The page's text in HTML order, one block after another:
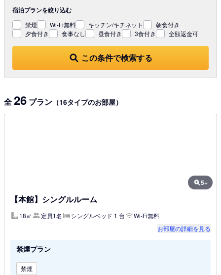
この条件で検索する
宿泊プランを絞り込む
禁煙 Wi-Fi無料 キッチン/キチネット
朝食付き
夕食付き
食事なし 昼食付き 3食付き 全額返金可
全26 プラン （16タイプのお部屋）
5+
【本館】シングルルーム
18㎡ 定員1名 シングルベッド 1 台
Wi-Fi無料
お部屋の詳細を見る
禁煙プラン
禁煙